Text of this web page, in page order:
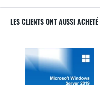
LES CLIENTS ONT AUSSI ACHETÉ